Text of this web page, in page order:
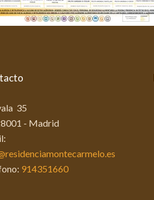
35
- Madrid
914351660